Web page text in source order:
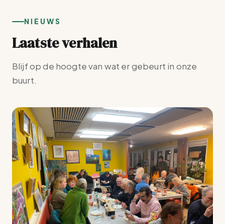
NIEUWS
Laatste verhalen
Blijf op de hoogte van wat er gebeurt in onze
buurt.